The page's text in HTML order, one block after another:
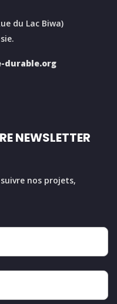
du Lac Biwa)
durable.org
NEWSLETTER
nos projets,